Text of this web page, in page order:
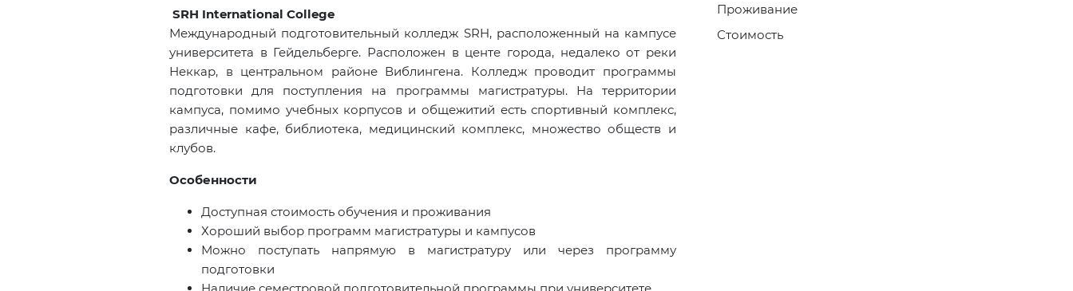
SRH International College
Международный подготовительный колледж SRH, расположенный на кампусе
университета в Гейдельберге. Расположен в центе города, недалеко от реки
Неккар, в центральном районе Виблингена. Колледж проводит программы
подготовки для поступления на программы магистратуры. На территории
кампуса, помимо учебных корпусов и общежитий есть спортивный комплекс,
различные кафе, библиотека, медицинский комплекс, множество обществ и
клубов.
Особенности
Доступная стоимость обучения и проживания
Хороший выбор программ магистратуры и кампусов
Можно поступать напрямую в магистратуру или через программу
подготовки
Проживание
Стоимость